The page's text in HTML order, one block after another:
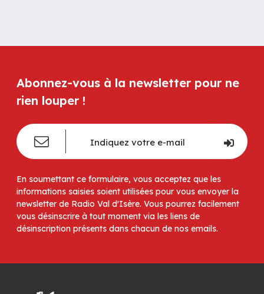
Abonnez-vous à la newsletter pour ne
rien louper !
En soumettant ce formulaire, vous acceptez que les
informations saisies soient utilisées pour vous envoyer la
newsletter de Radio Val d'Isère. Vous pourrez facilement
vous désinscrire à tout moment via les liens de
désinscription présents dans chacun de nos emails.